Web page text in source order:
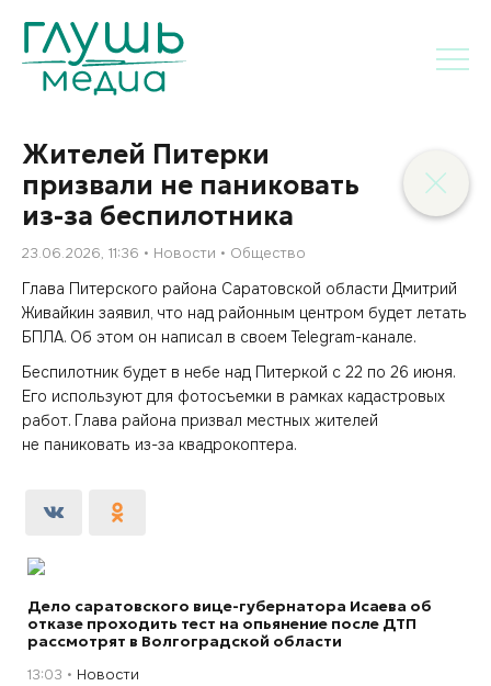
Жителей Питерки
призвали не паниковать
из-за беспилотника
23.06.2026, 11:36 Новости Общество
Глава Питерского района Саратовской области Дмитрий
Живайкин заявил, что над районным центром будет летать
БПЛА. Об этом он написал в своем Telegram-канале.
Беспилотник будет в небе над Питеркой с 22 по 26 июня.
Его используют для фотосъемки в рамках кадастровых
работ. Глава района призвал местных жителей
не паниковать из-за квадрокоптера.
Дело саратовского вице-губернатора Исаева об
отказе проходить тест на опьянение после ДТП
рассмотрят в Волгоградской области
13:03 Новости